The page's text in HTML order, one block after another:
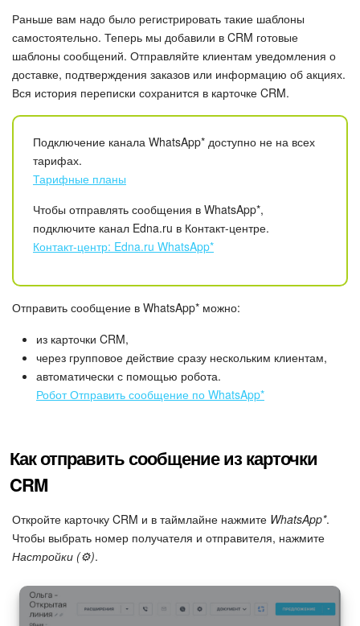
Вайбкод
Лента Новостей
Проекты AI
Мессенджер
Календарь
База знаний
Сайты
Интернет-магазин
Почта
Онлайн-запись
КЭДО
Подпись
Раньше вам надо было регистрировать такие шаблоны
самостоятельно. Теперь мы добавили в CRM готовые
шаблоны сообщений. Отправляйте клиентам уведомления о
доставке, подтверждения заказов или информацию об акциях.
Вся история переписки сохранится в карточке CRM.
Подключение канала WhatsApp* доступно не на всех
тарифах.
Тарифные планы
Чтобы отправлять сообщения в WhatsApp*,
подключите канал Edna.ru в Контакт-центре.
Контакт-центр: Edna.ru WhatsApp*
Отправить сообщение в WhatsApp* можно:
из карточки CRM,
через групповое действие сразу нескольким клиентам,
автоматически с помощью робота.
Робот Отправить сообщение по WhatsApp*
Как отправить сообщение из карточки
CRM
Откройте карточку CRM и в таймлайне нажмите WhatsApp*.
Чтобы выбрать номер получателя и отправителя, нажмите
Настройки (⚙️).